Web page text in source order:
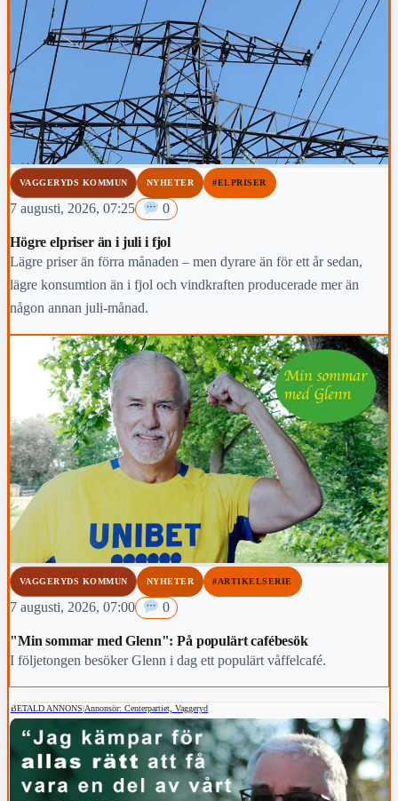
VAGGERYDS KOMMUN NYHETER #ELPRISER
7 augusti, 2026, 07:25 0
Högre elpriser än i juli i fjol
Lägre priser än förra månaden – men dyrare än för ett år sedan,
lägre konsumtion än i fjol och vindkraften producerade mer än
någon annan juli-månad.
VAGGERYDS KOMMUN NYHETER #ARTIKELSERIE
7 augusti, 2026, 07:00 0
"Min sommar med Glenn": På populärt cafébesök
I följetongen besöker Glenn i dag ett populärt våffelcafé.
BETALD ANNONS|Annonsör: Centerpartiet, Vaggeryd